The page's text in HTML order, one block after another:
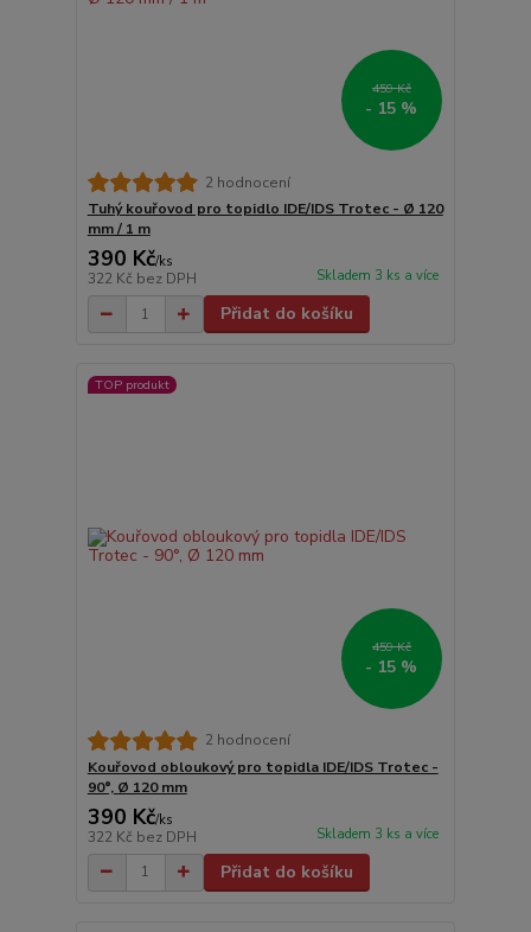
459 Kč
- 15 %
2 hodnocení
Tuhý kouřovod pro topidlo IDE/IDS Trotec - Ø 120
mm / 1 m
390 Kč/ks
322 Kč bez DPH Skladem 3 ks a více
Přidat do košíku
TOP produkt
459 Kč
- 15 %
2 hodnocení
Kouřovod obloukový pro topidla IDE/IDS Trotec -
90°, Ø 120 mm
390 Kč/ks
322 Kč bez DPH Skladem 3 ks a více
Přidat do košíku